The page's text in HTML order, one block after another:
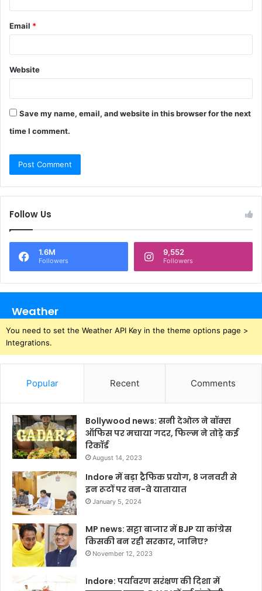
Email *
Website
Save my name, email, and website in this browser for the next
time I comment.
Follow Us
1.6M
Followers
9,552
Followers
Weather
You need to set the Weather API Key in the theme options page >
Integrations.
Popular Recent Comments
Bollywood news: सनी देओल ने बॉक्स
ऑफिस पर मचाया गदर, फिल्म ने तोड़े कई
रिकॉर्ड
August 14, 2023
Indore में बड़ा ट्रैफिक प्रयोग, 8 जनवरी से
इन रूटों पर वन-वे यातायात
January 5, 2024
MP news: सट्टा बाजार में BJP या कांग्रेस
किसकी बन रही सरकार, जानिए?
November 12, 2023
Indore: पर्यावरण सरंक्षण की दिशा में